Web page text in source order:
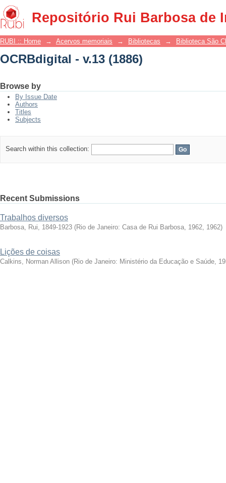
Repositório Rui Barbosa de
OCRBdigital - v.13 (1886)
RUBI :: Home → Acervos memoriais → Bibliotecas → Biblioteca São
OCRBdigital - v.13 (1886)
Browse by
By Issue Date
Authors
Titles
Subjects
Search within this collection:
Recent Submissions
Trabalhos diversos
Barbosa, Rui, 1849-1923 (Rio de Janeiro: Casa de Rui Barbosa, 1962, 1962)
Lições de coisas
Calkins, Norman Allison (Rio de Janeiro: Ministério da Educação e Saúde,